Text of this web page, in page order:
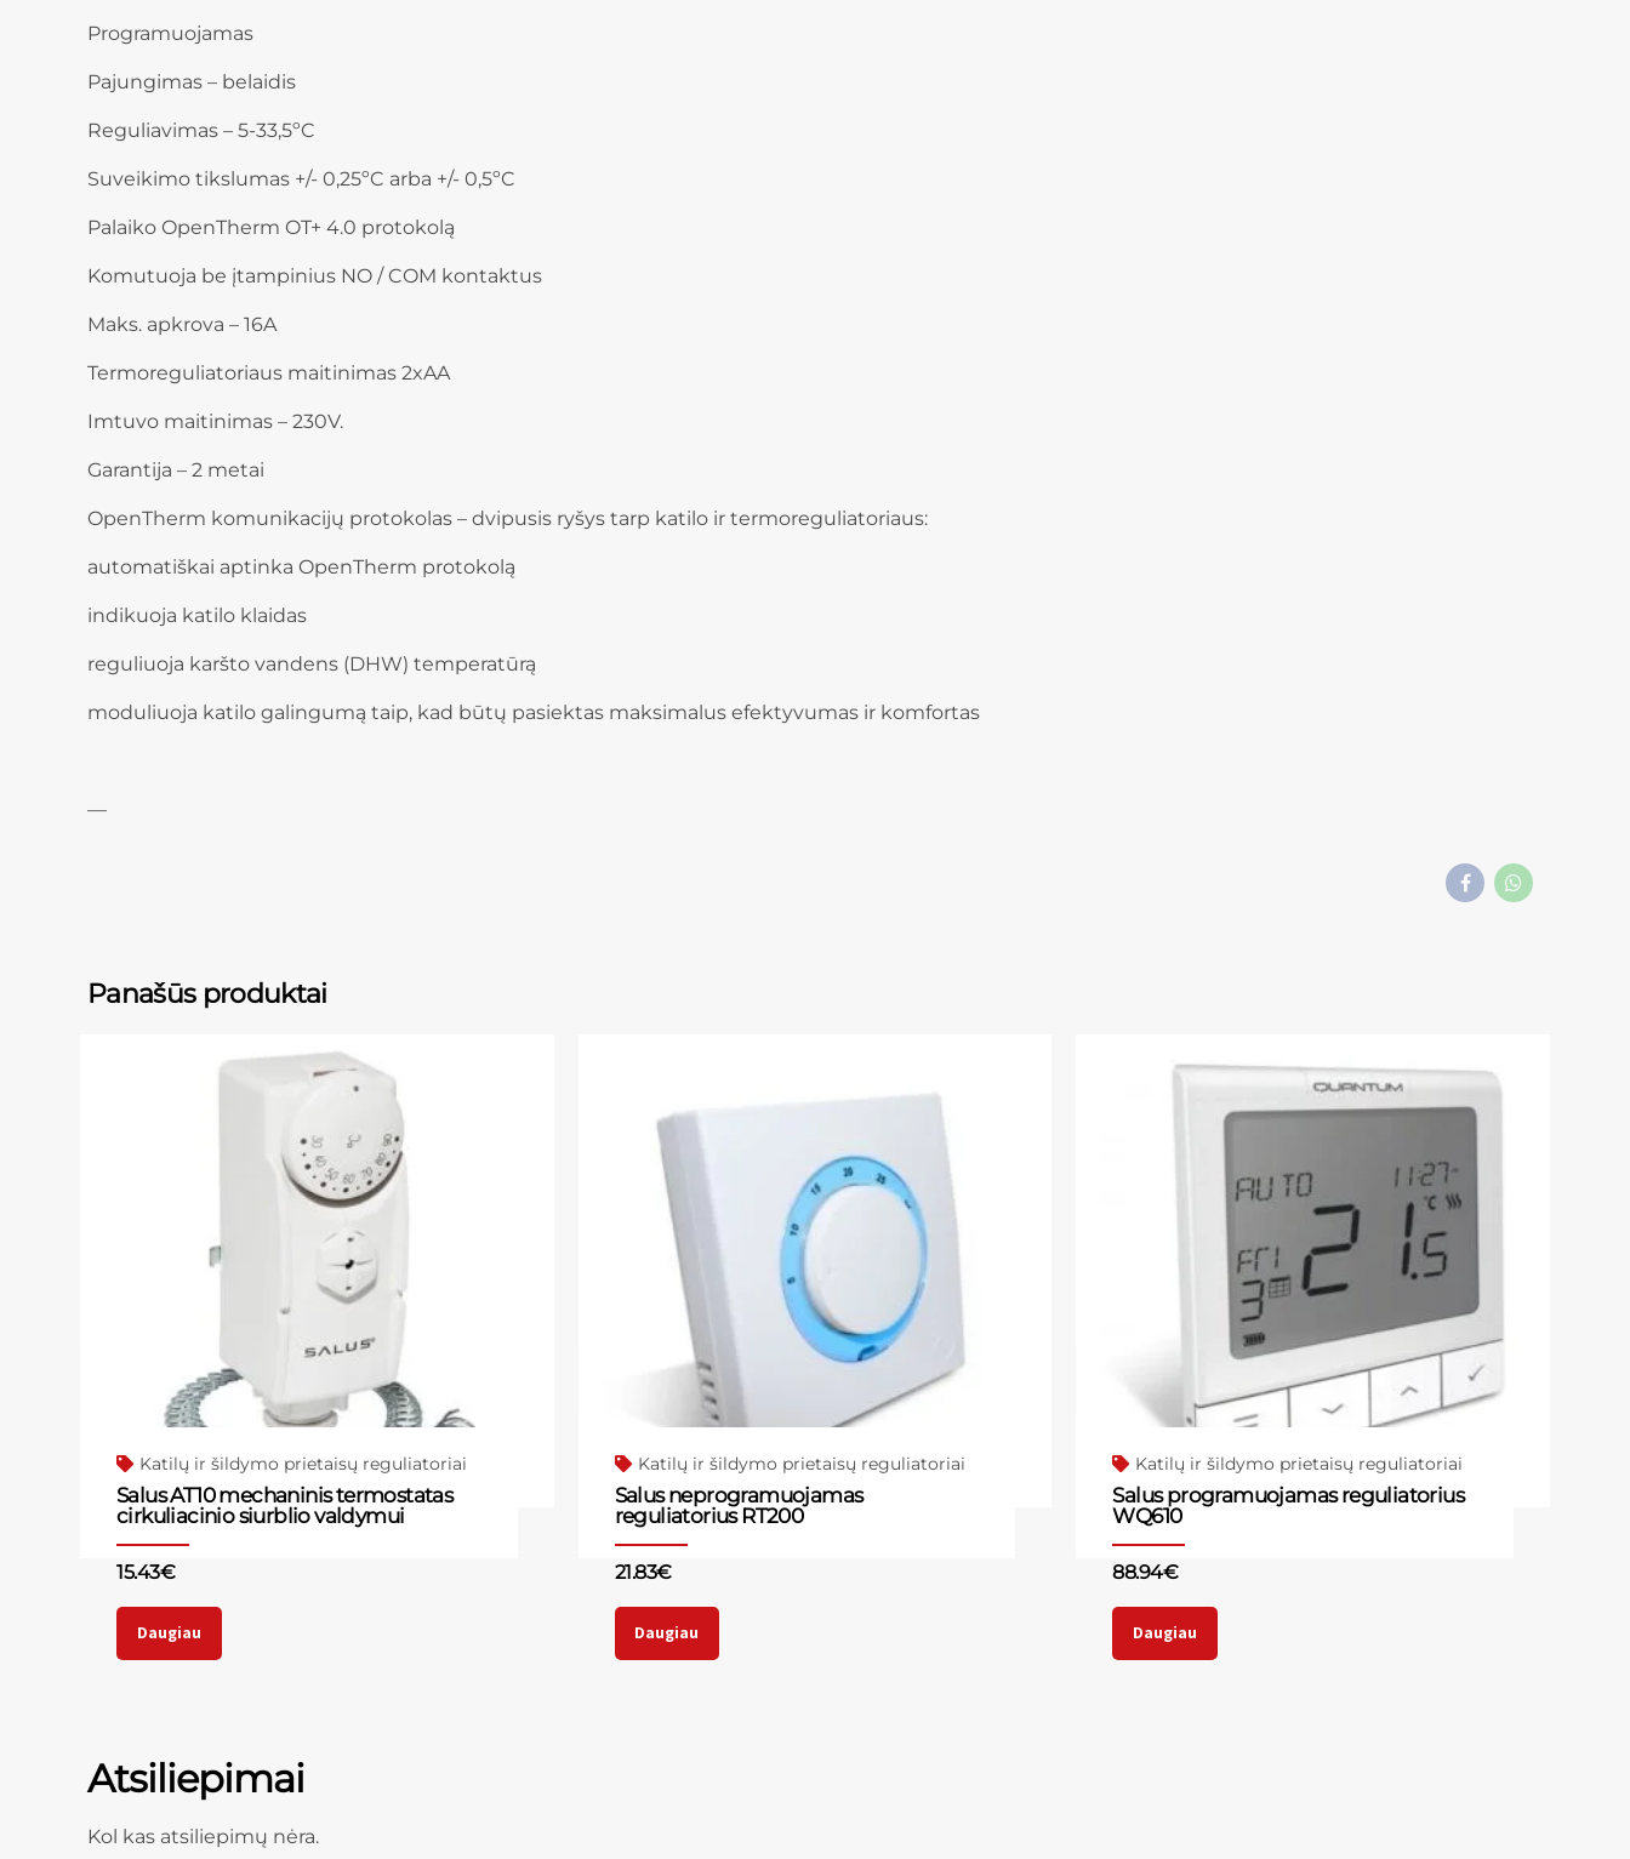
Programuojamas
Pajungimas – belaidis
Reguliavimas – 5-33,5ºC
Suveikimo tikslumas +/- 0,25ºC arba +/- 0,5ºC
Palaiko OpenTherm OT+ 4.0 protokolą
Komutuoja be įtampinius NO / COM kontaktus
Maks. apkrova – 16A
Termoreguliatoriaus maitinimas 2xAA
Imtuvo maitinimas – 230V.
Garantija – 2 metai
OpenTherm komunikacijų protokolas – dvipusis ryšys tarp katilo ir termoreguliatoriaus:
automatiškai aptinka OpenTherm protokolą
indikuoja katilo klaidas
reguliuoja karšto vandens (DHW) temperatūrą
moduliuoja katilo galingumą taip, kad būtų pasiektas maksimalus efektyvumas ir komfortas
—
Panašūs produktai
Katilų ir šildymo prietaisų reguliatoriai
Salus AT10 mechaninis termostatas
cirkuliacinio siurblio valdymui
15.43€
Daugiau
Katilų ir šildymo prietaisų reguliatoriai
Salus neprogramuojamas
reguliatorius RT200
21.83€
Daugiau
Katilų ir šildymo prietaisų reguliatoriai
Salus programuojamas reguliatorius
WQ610
88.94€
Daugiau
Atsiliepimai
Kol kas atsiliepimų nėra.